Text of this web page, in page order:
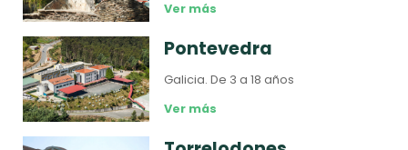
Ver más
Pontevedra
Galicia.De 3 a 18 años
Ver más